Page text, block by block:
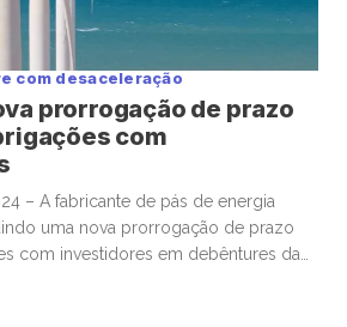
com desaceleração
prorrogação de prazo
com
– A fabricante de pás de energia
uma nova prorrogação de prazo
com investidores em debêntures da